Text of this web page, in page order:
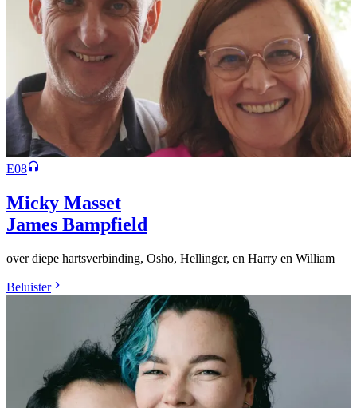
E08
Micky Masset
James Bampfield
over diepe hartsverbinding, Osho, Hellinger, en Harry en William
Beluister